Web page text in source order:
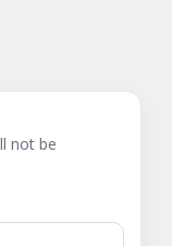
not be